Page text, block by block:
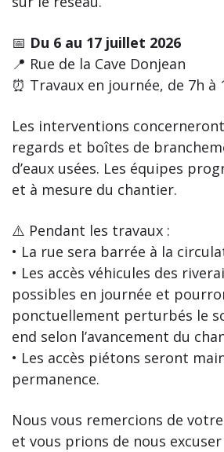
📅 Du 6 au 17 juillet 2026
📍 Rue de la Cave Donjean
⏰ Travaux en journée, de 7h à
Les interventions
regards et boîtes de
d’eaux usées. Les équipes
et à mesure du chantier.
⚠️ Pendant les travaux :
• La rue sera barrée à la
• Les accès véhicules des
possibles en journée et
ponctuellement perturbés le
end selon l’avancement du
• Les accès piétons seront
permanence.
Nous vous remercions de
et vous prions de nous